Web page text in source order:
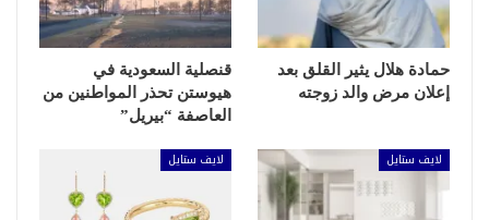
حمادة هلال يثير القلق بعد
إعلان مرض والد زوجته
قنصلية السعودية في
هيوستن تحذر المواطنين من
العاصفة “بيريل”
لايف ستايل لايف ستايل